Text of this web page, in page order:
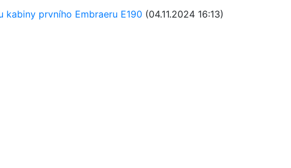
kabiny prvního Embraeru E190 (04.11.2024 16:13)